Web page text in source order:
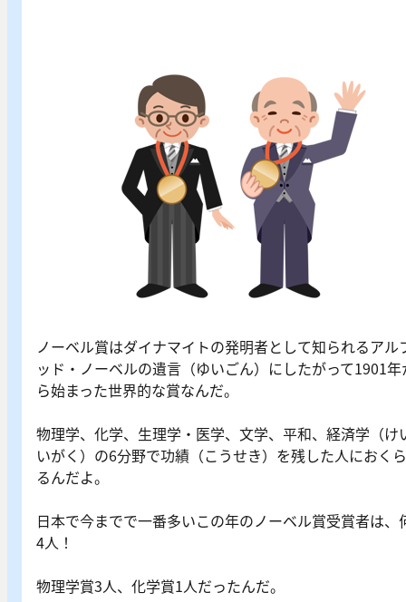
ノーベル賞はダイナマイトの発明者として知られるアル
ッド・ノーベルの遺言（ゆいごん）にしたがって1901年
ら始まった世界的な賞なんだ。
物理学、化学、生理学・医学、文学、平和、経済学（け
いがく）の6分野で功績（こうせき）を残した人におく
るんだよ。
日本で今までで一番多いこの年のノーベル賞受賞者は、
4人！
物理学賞3人、化学賞1人だったんだ。